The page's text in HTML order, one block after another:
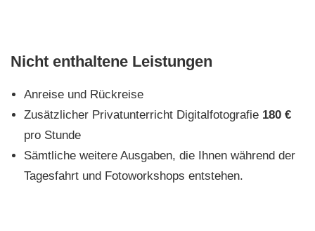
Nicht enthaltene Leistungen
Anreise und Rückreise
Zusätzlicher Privatunterricht Digitalfotografie 180 €
pro Stunde
Sämtliche weitere Ausgaben, die Ihnen während der
Tagesfahrt und Fotoworkshops entstehen.